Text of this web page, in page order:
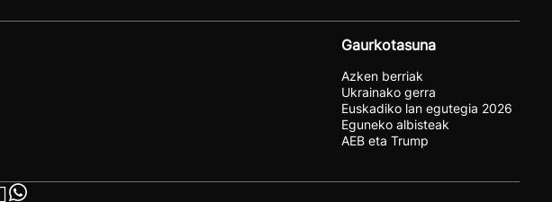
Gaurkotasuna
Azken berriak
Ukrainako gerra
Euskadiko lan egutegia 2026
Eguneko albisteak
AEB eta Trump